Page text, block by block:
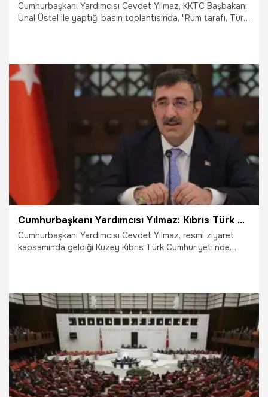
Cumhurbaşkanı Yardımcısı Cevdet Yılmaz, KKTC Başbakanı
Ünal Üstel ile yaptığı basın toplantısında, "Rum tarafı, Türk
alması mümkün" dedi.
15.11.2024
Cumhurbaşkanı Yardımcısı Yılmaz: Kıbrıs Türk halkı yıkılmamıştır, yıkılmayacaktır
Cumhurbaşkanı Yardımcısı Cevdet Yılmaz, resmi ziyaret
kapsamında geldiği Kuzey Kıbrıs Türk Cumhuriyeti’nde
14.11.2024 Gündem